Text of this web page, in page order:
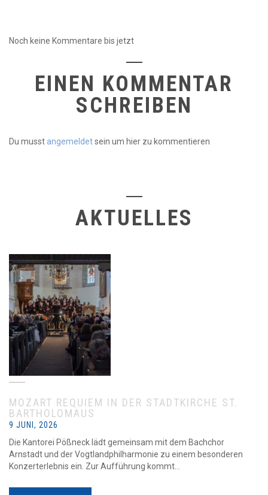
Noch keine Kommentare bis jetzt
EINEN KOMMENTAR
SCHREIBEN
Du musst angemeldetsein um hier zu kommentieren
AKTUELLES
MOZART REQUIEM IN DER STADTKIRCHE ST.
BARTHOLOMÄUS
9 JUNI, 2026
Die Kantorei Pößneck lädt gemeinsam mit dem Bachchor
Arnstadt und der Vogtlandphilharmonie zu einem besonderen
Konzerterlebnis ein. Zur Aufführung kommt...